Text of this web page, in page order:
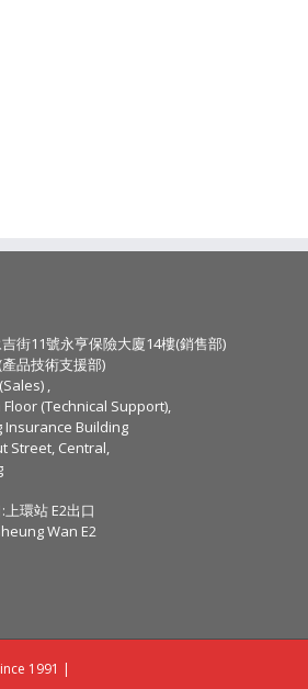
街11號永亨保險大廈14樓(銷售部)
品技術支援部)
,
Floor (Technical Support),
Insurance Building
Street, Central,
環站 E2出口
Wan E2
1991 |